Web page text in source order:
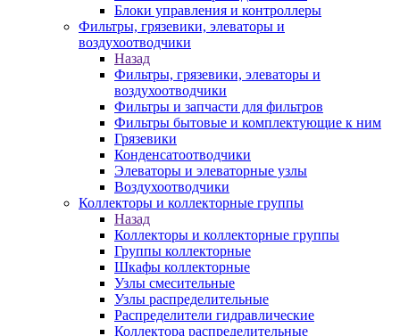
Блоки управления и контроллеры
Фильтры, грязевики, элеваторы и
воздухоотводчики
Назад
Фильтры, грязевики, элеваторы и
воздухоотводчики
Фильтры и запчасти для фильтров
Фильтры бытовые и комплектующие к ним
Грязевики
Конденсатоотводчики
Элеваторы и элеваторные узлы
Воздухоотводчики
Коллекторы и коллекторные группы
Назад
Коллекторы и коллекторные группы
Группы коллекторные
Шкафы коллекторные
Узлы смесительные
Узлы распределительные
Распределители гидравлические
Коллектора распределительные